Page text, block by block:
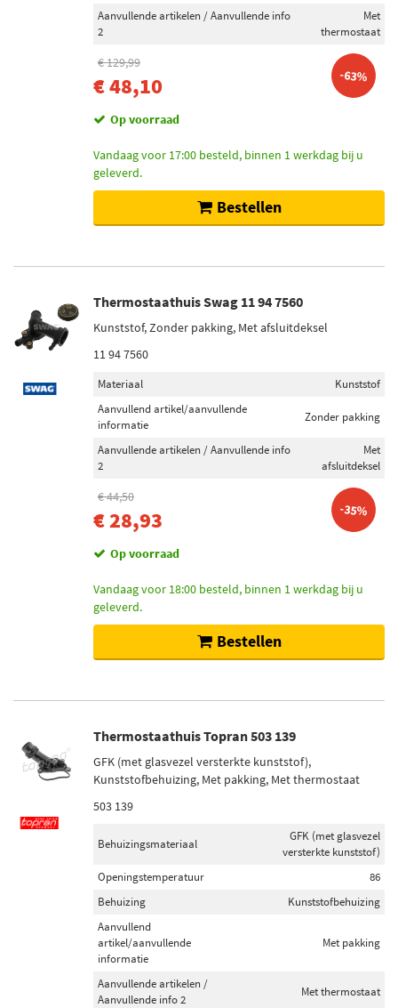
Aanvullende artikelen / Aanvullende info
2
Met
thermostaat
€ 129,99
€ 48,10 -63%
Op voorraad
Vandaag voor 17:00 besteld, binnen 1 werkdag bij u
geleverd.
Bestellen
Thermostaathuis Swag 11 94 7560
Kunststof, Zonder pakking, Met afsluitdeksel
11 94 7560
Materiaal
Kunststof
Aanvullend artikel/aanvullende
informatie
Zonder pakking
Aanvullende artikelen / Aanvullende info
2
Met
afsluitdeksel
€ 44,50
€ 28,93 -35%
Op voorraad
Vandaag voor 18:00 besteld, binnen 1 werkdag bij u
geleverd.
Bestellen
Thermostaathuis Topran 503 139
GFK (met glasvezel versterkte kunststof),
Kunststofbehuizing, Met pakking, Met thermostaat
503 139
Behuizingsmateriaal
GFK (met glasvezel
versterkte kunststof)
Openingstemperatuur
86
Behuizing
Kunststofbehuizing
Aanvullend
artikel/aanvullende
informatie
Met pakking
Aanvullende artikelen /
Aanvullende info 2
Met thermostaat